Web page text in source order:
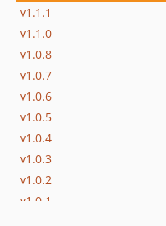
v1.1.1
v1.1.0
v1.0.8
v1.0.7
v1.0.6
v1.0.5
v1.0.4
v1.0.3
v1.0.2
v1.0.1